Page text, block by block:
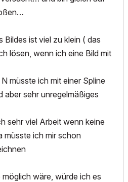
Bildes ist viel zu klein ( das
lösen, wenn ich eine Bild mit
müsste ich mit einer Spline
sehr unregelmäßiges
sehr viel Arbeit wenn keine
müsste ich mir schon
wäre, würde ich es